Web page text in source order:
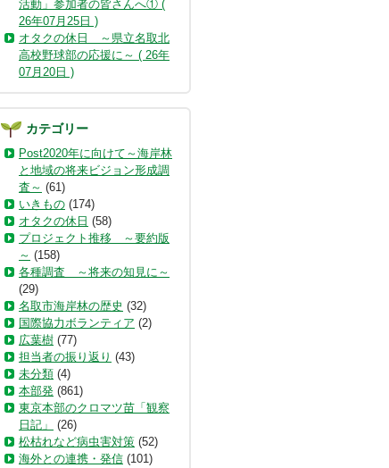
活動」参加者の皆さんへ① (
26年07月25日 )
オタクの休日 ～県立名取北
高校野球部の応援に～ ( 26年
07月20日 )
カテゴリー
Post2020年に向けて～海岸林
と地域の将来ビジョン形成調
査～ (61)
いきもの (174)
オタクの休日 (58)
プロジェクト推移 ～要約版
～ (158)
各種調査 ～将来の知見に～
(29)
名取市海岸林の歴史 (32)
国際協力ボランティア (2)
広葉樹 (77)
担当者の振り返り (43)
未分類 (4)
本部発 (861)
東京本部のクロマツ苗「観察
日記」
(26)
松枯れなど病虫害対策 (52)
海外との連携・発信 (101)